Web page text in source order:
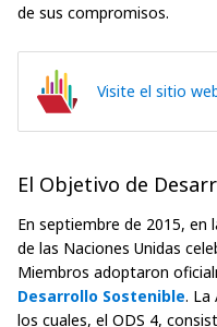
de sus compromisos.
Visite el sitio
El Objetivo de
En septiembre de 2015, en
de las Naciones Unidas
Miembros adoptaron
Desarrollo Sostenible. La
los cuales, el ODS 4,